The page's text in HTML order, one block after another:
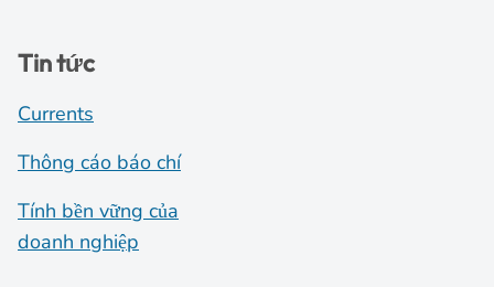
Tin tức
Currents
Thông cáo báo chí
Tính bền vững của
doanh nghiệp